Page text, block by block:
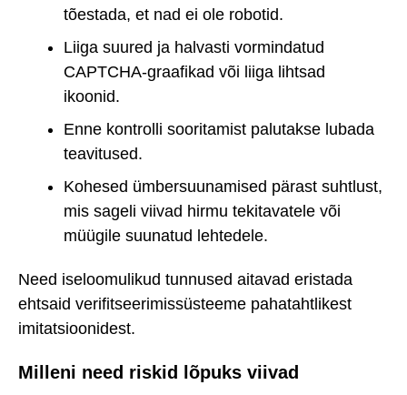
tõestada, et nad ei ole robotid.
Liiga suured ja halvasti vormindatud
CAPTCHA-graafikad või liiga lihtsad
ikoonid.
Enne kontrolli sooritamist palutakse lubada
teavitused.
Kohesed ümbersuunamised pärast suhtlust,
mis sageli viivad hirmu tekitavatele või
müügile suunatud lehtedele.
Need iseloomulikud tunnused aitavad eristada
ehtsaid verifitseerimissüsteeme pahatahtlikest
imitatsioonidest.
Milleni need riskid lõpuks viivad